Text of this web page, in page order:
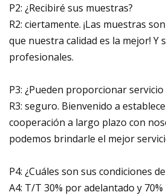
P2: ¿Recibiré sus muestras?
R2: ciertamente. ¡Las muestras
que nuestra calidad es la mejor! Y
profesionales.
P3: ¿Pueden proporcionar servicio
R3: seguro. Bienvenido a
cooperación a largo plazo con
podemos brindarle el mejor
P4: ¿Cuáles son sus condiciones
A4: T/T 30% por adelantado y